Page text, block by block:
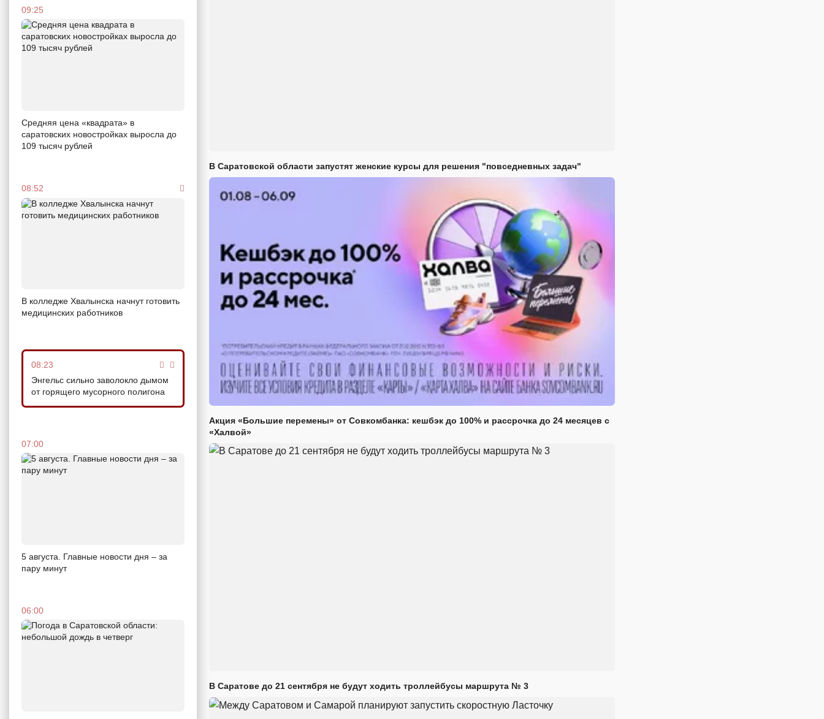
09:25
Средняя цена «квадрата» в
саратовских новостройках выросла до
109 тысяч рублей
08:52
В колледже Хвалынска начнут готовить
медицинских работников
08:23
Энгельс сильно заволокло дымом
от горящего мусорного полигона
07:00
5 августа. Главные новости дня – за
пару минут
06:00
В Саратовской области запустят женские курсы для решения "повседневных задач"
Акция «Большие перемены» от Совкомбанка: кешбэк до 100% и рассрочка до 24 месяцев с
«Халвой»
В Саратове до 21 сентября не будут ходить троллейбусы маршрута № 3